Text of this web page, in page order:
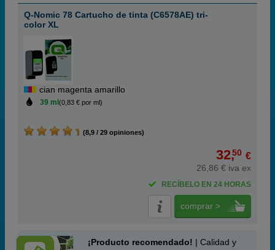
Q-Nomic 78 Cartucho de tinta (C6578AE) tri-
color XL
cian magenta amarillo
39 ml (0,83 € por ml)
(8,9 / 29 opiniones)
32,50 €
26,86 € iva ex
RECÍBELO EN 24 HORAS
comprar >
¡Producto recomendado! | Calidad y